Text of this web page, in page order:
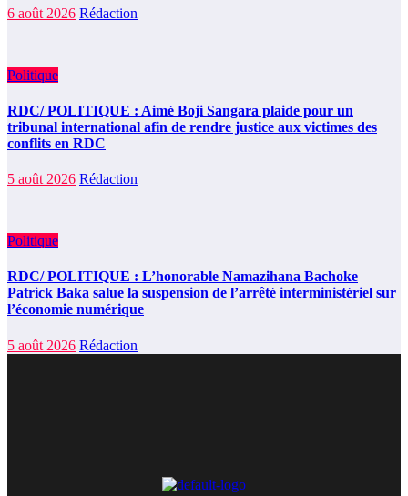
6 août 2026 Rédaction
Politique
RDC/ POLITIQUE : Aimé Boji Sangara plaide pour un
tribunal international afin de rendre justice aux victimes des
conflits en RDC
5 août 2026 Rédaction
Politique
RDC/ POLITIQUE : L’honorable Namazihana Bachoke
Patrick Baka salue la suspension de l’arrêté interministériel sur
l’économie numérique
5 août 2026 Rédaction